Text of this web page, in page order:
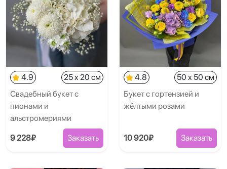
4.9
25 x 20 см
Свадебный букет с
пионами и
альстромериями
9 228₽ Заказать
4.8
50 x 50 см
Букет с гортензией и
жёлтыми розами
10 920₽ Заказать